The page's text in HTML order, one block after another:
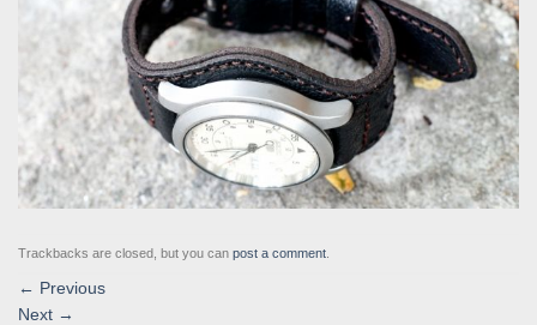
Trackbacks are closed, but you can post a comment
← Previous
Next →